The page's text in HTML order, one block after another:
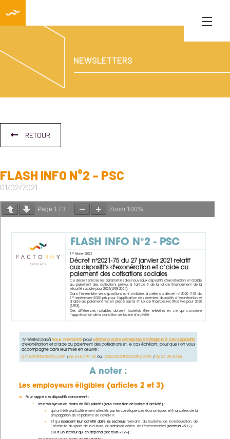
NEWSLETTERS
RETOUR
FLASH INFO N°2 – PSC
01/02/2021
Page 1 / 3 Zoom 100%